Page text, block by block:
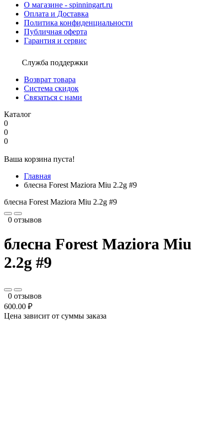
О магазине - spinningart.ru
Оплата и Доставка
Политика конфиденциальности
Публичная оферта
Гарантия и сервис
Служба поддержки
Возврат товара
Система скидок
Связаться с нами
Каталог
0
0
0
Ваша корзина пуста!
Главная
блесна Forest Maziora Miu 2.2g #9
блесна Forest Maziora Miu 2.2g #9
0 отзывов
блесна Forest Maziora Miu
2.2g #9
0 отзывов
600.00 ₽
Цена зависит от суммы заказа